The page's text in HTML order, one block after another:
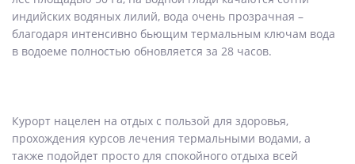
индийских водяных лилий, вода очень прозрачная –
благодаря интенсивно бьющим термальным ключам вода
в водоеме полностью обновляется за 28 часов.
Курорт нацелен на отдых с пользой для здоровья,
прохождения курсов лечения термальными водами, а
также подойдет просто для спокойного отдыха всей